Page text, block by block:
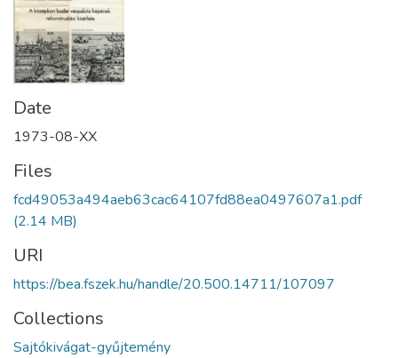
Date
1973-08-XX
Files
fcd49053a494aeb63cac64107fd88ea0497607a1.pdf
(2.14 MB)
URI
https://bea.fszek.hu/handle/20.500.14711/107097
Collections
Sajtókivágat-gyűjtemény